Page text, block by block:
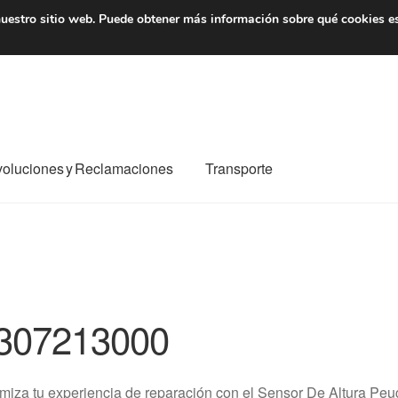
EUR De lunes a viernes
y Reclamaciones Transporte
tu experiencia de reparación con el Sensor De Altura
sitio web. Puede obtener más información sobre qué cookies